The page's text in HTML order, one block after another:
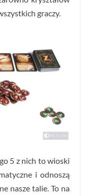
graczy.
5 z nich to wioski
i odnoszą
nasze talie. To na